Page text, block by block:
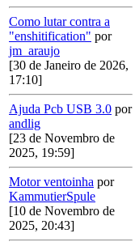
Como lutar contra a
"enshitification" por
jm_araujo
[30 de Janeiro de 2026,
17:10]
Ajuda Pcb USB 3.0 por
andlig
[23 de Novembro de
2025, 19:59]
Motor ventoinha por
KammutierSpule
[10 de Novembro de
2025, 20:43]